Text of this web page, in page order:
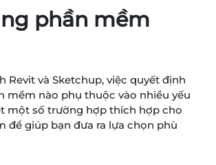
phần mềm
Revit và Sketchup, việc quyết định
mềm nào phụ thuộc vào nhiều yếu
một số trường hợp thích hợp cho
để giúp bạn đưa ra lựa chọn phù